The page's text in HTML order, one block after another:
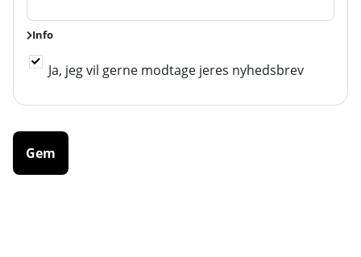
Info
Ja, jeg vil gerne modtage jeres nyhedsbrev
Ja, jeg vil gerne modtage jeres nyhedsbrev
Gem